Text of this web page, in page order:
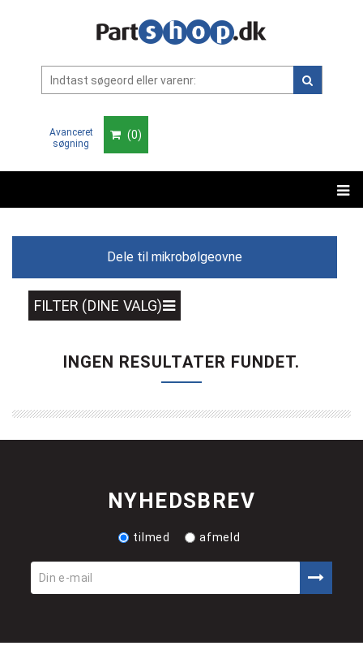
Avanceret
søgning
(0)
Dele til mikrobølgeovne
FILTER (DINE VALG)
INGEN RESULTATER FUNDET.
NYHEDSBREV
tilmed afmeld